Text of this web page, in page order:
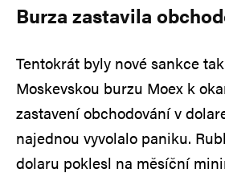
Burza zastavila
Tentokrát byly nové sankce
Moskevskou burzu Moex k
zastavení obchodování v
najednou vyvolalo paniku.
dolaru poklesl na měsíční